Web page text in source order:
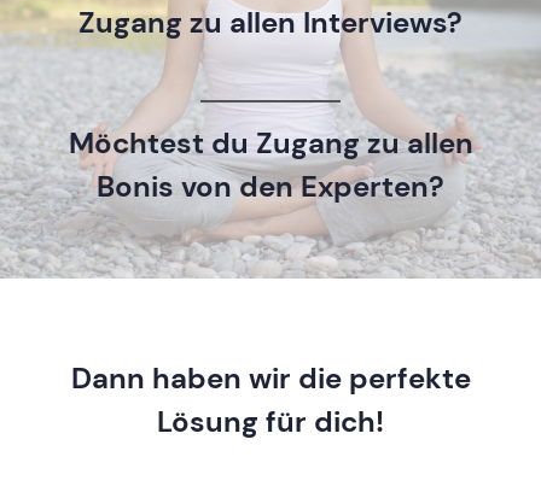
Zugang zu allen Interviews?
Möchtest du Zugang zu allen
Bonis von den Experten?
Dann haben wir die perfekte
Lösung für dich!